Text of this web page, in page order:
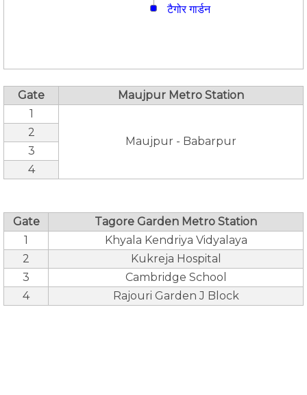
टैगोर गार्डन
Gate
Maujpur Metro Station
1
Maujpur - Babarpur
2
3
4
Gate
Tagore Garden Metro Station
1
Khyala Kendriya Vidyalaya
2
Kukreja Hospital
3
Cambridge School
4
Rajouri Garden J Block